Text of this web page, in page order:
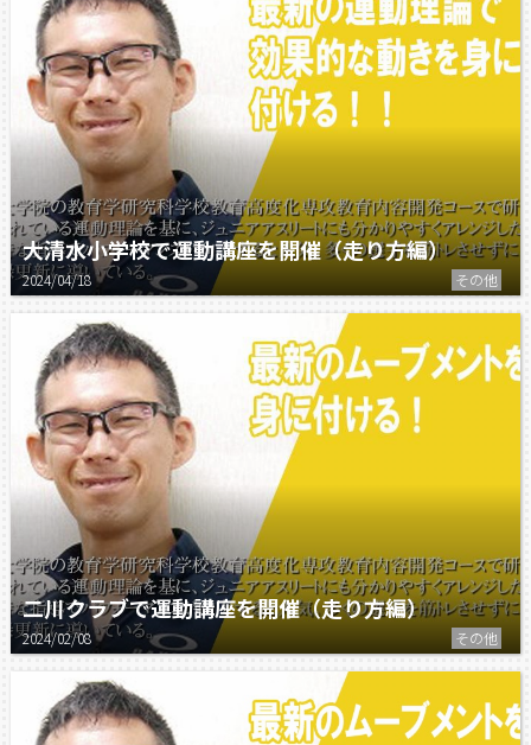
大清水小学校で運動講座を開催（走り方編）
2024/04/18 その他
二川クラブで運動講座を開催（走り方編）
2024/02/08 その他